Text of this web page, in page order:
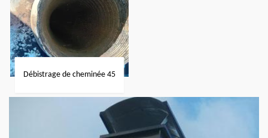
Débistrage de cheminée 45